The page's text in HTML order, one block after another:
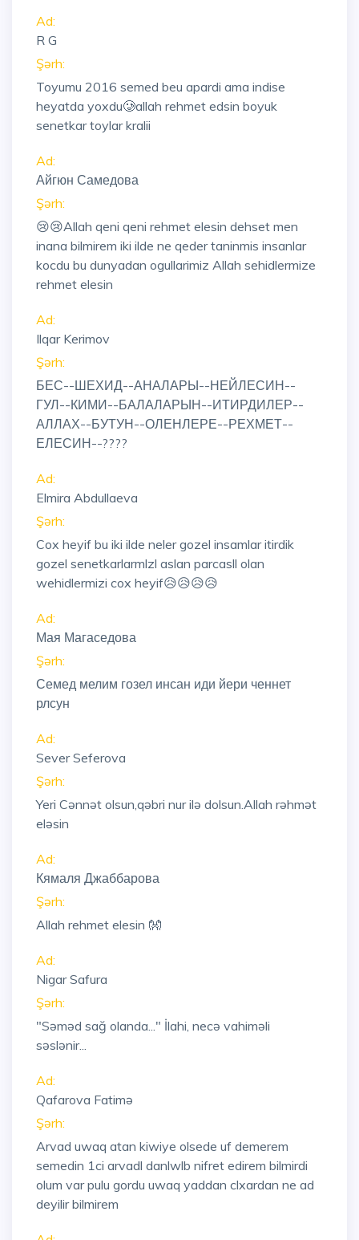
Ad:
R G
Şərh:
Toyumu 2016 semed beu apardi ama indise
heyatda yoxdu🥲allah rehmet edsin boyuk
senetkar toylar kralii
Ad:
Айгюн Самедова
Şərh:
😢😢Allah qeni qeni rehmet elesin dehset men
inana bilmirem iki ilde ne qeder taninmis insanlar
kocdu bu dunyadan ogullarimiz Allah sehidlermize
rehmet elesin
Ad:
Ilqar Kerimov
Şərh:
БЕС--ШЕХИД--АНАЛАРЫ--НЕЙЛЕСИН--
ГУЛ--КИМИ--БАЛАЛАРЫН--ИТИРДИЛЕР--
АЛЛАХ--БУТУН--ОЛЕНЛЕРЕ--РЕХМЕТ--
ЕЛЕСИН--????
Ad:
Elmira Abdullaeva
Şərh:
Cox heyif bu iki ilde neler gozel insamlar itirdik
gozel senetkarlarmlzl aslan parcasll olan
wehidlermizi cox heyif😥😥😥😥
Ad:
Мая Магаседова
Şərh:
Семед мелим гозел инсан иди йери ченнет
рлсун
Ad:
Sever Seferova
Şərh:
Yeri Cənnət olsun,qəbri nur ilə dolsun.Allah rəhmət
eləsin
Ad:
Кямаля Джаббарова
Şərh:
Allah rehmet elesin 👐
Ad:
Nigar Safura
Şərh:
"Səməd sağ olanda..." İlahi, necə vahiməli
səslənir...
Ad:
Qafarova Fatimə
Şərh:
Arvad uwaq atan kiwiye olsede uf demerem
semedin 1ci arvadl danlwlb nifret edirem bilmirdi
olum var pulu gordu uwaq yaddan clxardan ne ad
deyilir bilmirem